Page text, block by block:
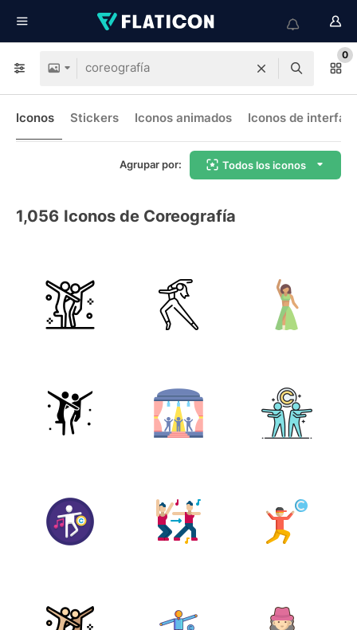
0
Iconos Stickers Iconos animados Iconos de interfaz
Agrupar por: Todos los iconos
1,056 Iconos de Coreografía